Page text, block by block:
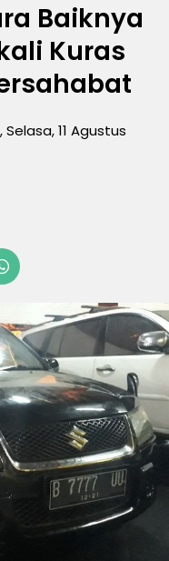
Baiknya
Kuras
, Selasa, 11 Agustus